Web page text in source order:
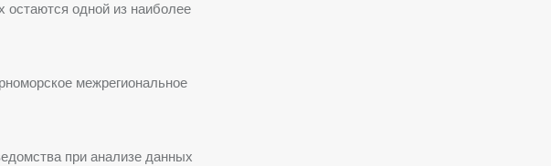
остаются одной из наиболее
межрегиональное
при анализе данных